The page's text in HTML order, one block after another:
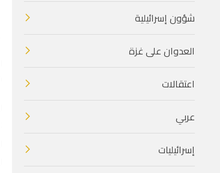
شؤون إسرائيلية
العدوان على غزة
اعتقالات
عربي
إسرائيليات